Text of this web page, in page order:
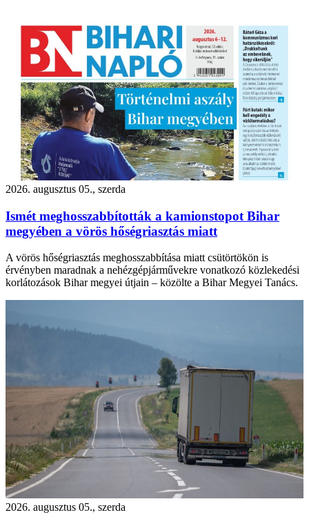
2026. augusztus 05., szerda
Ismét meghosszabbították a kamionstopot Bihar
megyében a vörös hőségriasztás miatt
A vörös hőségriasztás meghosszabbítása miatt csütörtökön is
érvényben maradnak a nehézgépjárművekre vonatkozó közlekedési
korlátozások Bihar megyei útjain – közölte a Bihar Megyei Tanács.
2026. augusztus 05., szerda